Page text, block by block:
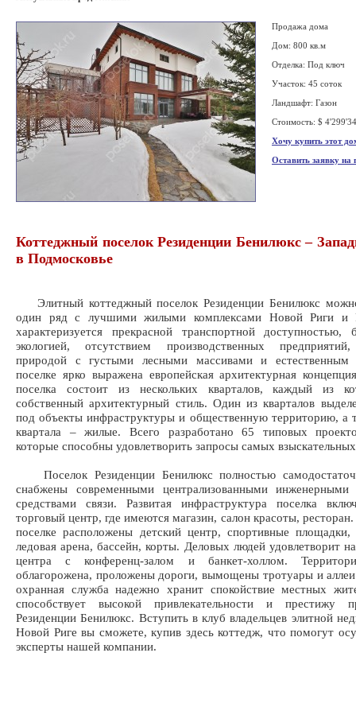
Продажа дома
Дом: 800 кв.м
Отделка: Под ключ
Участок: 45 соток
Ландшафт: Газон
Стоимость: $
Хочу купить этот
Оставить заявку на
Коттеджный поселок Резиденции Бенилюкс –
в Подмосковье
Элитный коттеджный поселок Резиденции Бенилюкс
один ряд с лучшими жилыми комплексами Новой Риги и
характеризуется прекрасной транспортной доступностью,
экологией, отсутствием производственных
природой с густыми лесными массивами и
поселке ярко выражена европейская архитектурная
поселка состоит из нескольких кварталов, каждый из
собственный архитектурный стиль. Один из кварталов
под объекты инфраструктуры и общественную территорию, а
квартала – жилые. Всего разработано 65 типовых
которые способны удовлетворить запросы самых
Поселок Резиденции Бенилюкс полностью
снабжены современными централизованными
средствами связи. Развитая инфраструктура поселка
торговый центр, где имеются магазин, салон красоты,
поселке расположены детский центр, спортивные
ледовая арена, бассейн, корты. Деловых людей удовлетворит
центра с конференц-залом и банкет-холлом.
облагорожена, проложены дороги, вымощены тротуары и
охранная служба надежно хранит спокойствие местных
способствует высокой привлекательности и престижу
Резиденции Бенилюкс. Вступить в клуб владельцев элитной
Новой Риге вы сможете, купив здесь коттедж, что помогут
эксперты нашей компании.